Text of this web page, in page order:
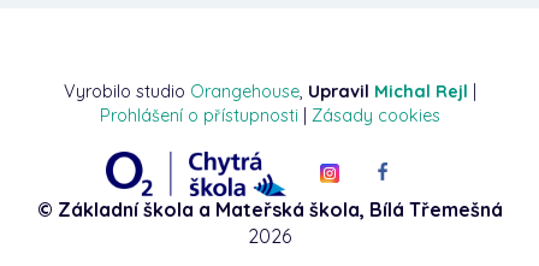
Vyrobilo studio Orangehouse, Upravil Michal Rejl |
Prohlášení o přístupnosti | Zásady cookies
© Základní škola a Mateřská škola, Bílá Třemešná
2026